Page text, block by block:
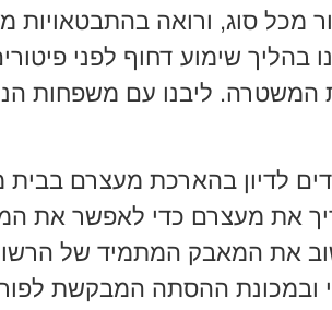
מכל סוג, ורואה בהתבטאויות
בהליך שימוע דחוף לפני
המשטרה. ליבנו עם משפחות
לדיון בהארכת מעצרם
את מעצרם כדי לאפשר את
את המאבק המתמיד של
ובמכונת ההסתה המבקשת